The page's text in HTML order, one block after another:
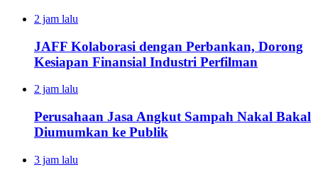
2 jam lalu
JAFF Kolaborasi dengan Perbankan, Dorong
Kesiapan Finansial Industri Perfilman
2 jam lalu
Perusahaan Jasa Angkut Sampah Nakal Bakal
Diumumkan ke Publik
3 jam lalu